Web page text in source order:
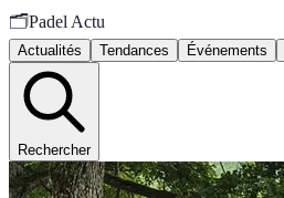
🗂️Padel Actu
Actualités Tendances Événements
Rechercher